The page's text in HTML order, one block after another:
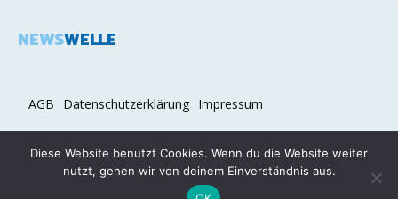
NEWSWELLE
AGB Datenschutzerklärung Impressum
2026 COPYRIGHT © NEWSWELLE.DE
Diese Website benutzt Cookies. Wenn du die Website weiter
nutzt, gehen wir von deinem Einverständnis aus.